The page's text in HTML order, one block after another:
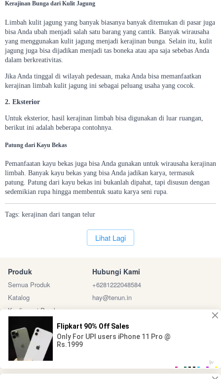
Kerajinan Bunga dari Kulit Jagung
Limbah kulit jagung yang banyak biasanya banyak ditemukan di pasar juga
bisa Anda ubah menjadi salah satu barang yang cantik. Banyak wirausaha
yang menggunakan kulit jagung menjadi kerajinan bunga. Selain itu, kulit
jagung juga bisa dijadikan menjadi tas boneka atau apa saja sebebas Anda
dalam berkreativitas.
Jika Anda tinggal di wilayah pedesaan, maka Anda bisa memanfaatkan
kerajinan limbah kulit jagung ini sebagai peluang usaha yang cocok.
2. Eksterior
Untuk eksterior, hasil kerajinan limbah bisa digunakan di luar ruangan,
berikut ini adalah beberapa contohnya.
Patung dari Kayu Bekas
Pemanfaatan kayu bekas juga bisa Anda gunakan untuk wirausaha kerajinan
limbah. Banyak kayu bekas yang bisa Anda jadikan karya, termasuk
patung. Patung dari kayu bekas ini bukanlah dipahat, tapi disusun dengan
sedemikian rupa hingga membentuk suatu karya seni rupa.
Tags: kerajinan dari tangan telur
`Lihat Lagi
Produk
Semua Produk
Katalog
Konfirmasi Pembayaran
Hubungi Kami
+6281222048584
hay@tenun.in
Sosial Media Marketplace